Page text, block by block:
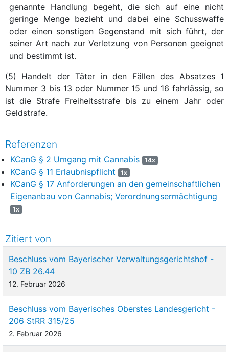
genannte Handlung begeht, die sich auf eine nicht
geringe Menge bezieht und dabei eine Schusswaffe
oder einen sonstigen Gegenstand mit sich führt, der
seiner Art nach zur Verletzung von Personen geeignet
und bestimmt ist.
(5) Handelt der Täter in den Fällen des Absatzes 1
Nummer 3 bis 13 oder Nummer 15 und 16 fahrlässig, so
ist die Strafe Freiheitsstrafe bis zu einem Jahr oder
Geldstrafe.
Referenzen
KCanG § 2 Umgang mit Cannabis 14x
KCanG § 11 Erlaubnispflicht 1x
KCanG § 17 Anforderungen an den gemeinschaftlichen
Eigenanbau von Cannabis; Verordnungsermächtigung
1x
Zitiert von
Beschluss vom Bayerischer Verwaltungsgerichtshof -
10 ZB 26.44
12. Februar 2026
Beschluss vom Bayerisches Oberstes Landesgericht -
206 StRR 315/25
2. Februar 2026